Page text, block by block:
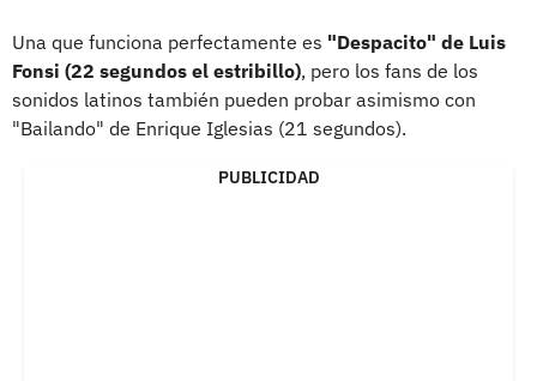
Una que funciona perfectamente es "Despacito" de Luis
Fonsi (22 segundos el estribillo), pero los fans de los
sonidos latinos también pueden probar asimismo con
"Bailando" de Enrique Iglesias (21 segundos).
PUBLICIDAD